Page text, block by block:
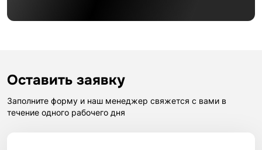
Оставить заявку
Заполните форму и наш менеджер свяжется с вами в
течение одного рабочего дня